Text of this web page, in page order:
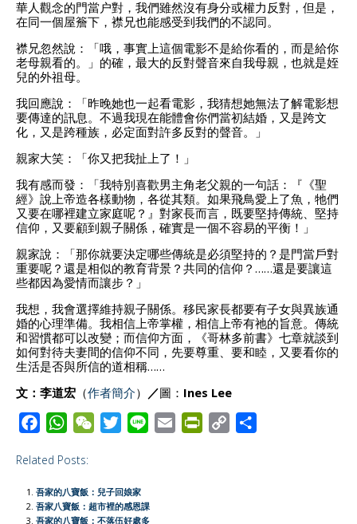
華人觀念的門當户對，我們雖然沒有身分或權力反對，但是，
在同一個屋簷下，襟兄也能感受到我們的不認同。
襟兄忽然說：「哦，事實上這個電影不是給你看的，而是給你
老母親看的。」的確，最大的反對聲音來自我母親，也就是姪
兒的外祖母。
我回應說：「昨晚她也一起看電影，我猜想她無法了解電影想
要傳達的訊息。不過我現在能體會你們當初結婚，又是跨文
化，又是跨種族，必定面對許多反對的聲音。」
親家大笑：「你又把我扯上了！」
我有感而發：「我特別喜歡男主角老父親的一句話：『《聖
經》說上帝造各樣動物，各從其類。如果飛鳥愛上了魚，牠們
又要在哪裡建立家庭呢？』對家長而言，既要堅持傳統、堅持
信仰，又要顧到親子關係，確實是一個不容易的平衡！」
親家說：「那你就要決定哪些傳統是必須堅持的？是門當戶對
重要呢？還是相似的教育背景？共同的信仰？……還是要讓這
些都因為愛情而讓步？」
我想，我會選擇維持親子關係。移民家長都要有子女與異族通
婚的心理準備。我相信上帝掌權，相信上帝有祂的旨意。傳統
和習慣都可以改變；而信仰方面，《哥林多前書》七章就談到
如何對待夫妻間的信仰不同，先要尊重、要和睦，又要看你的
生活是否與所信的道相稱……
文：李道宏 （作者簡介） ／圖： Ines Lee
c
e
b
W
a
t
s
W
h
a
t
t
Related Posts:
吾家的八寶飯：兒子回娘家
吾家八寶飯：超市裡的感恩課
吾家的八寶飯：不落伍好處多